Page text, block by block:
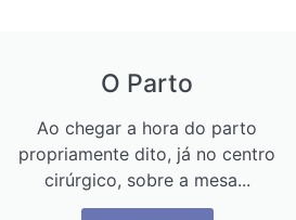
O Parto
Ao chegar a hora do parto
propriamente dito, já no centro
cirúrgico, sobre a mesa...